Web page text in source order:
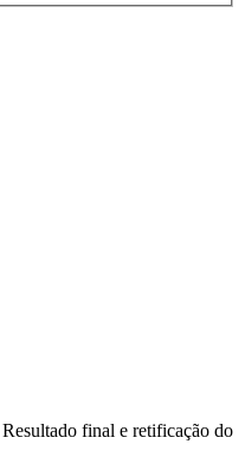
Resultado final e retificação do